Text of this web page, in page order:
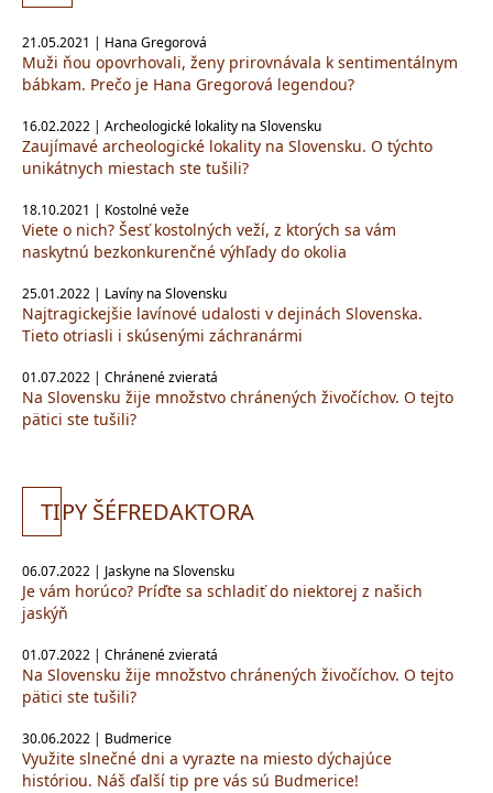
21.05.2021 | Hana Gregorová
Muži ňou opovrhovali, ženy prirovnávala k sentimentálnym
bábkam. Prečo je Hana Gregorová legendou?
16.02.2022 | Archeologické lokality na Slovensku
Zaujímavé archeologické lokality na Slovensku. O týchto
unikátnych miestach ste tušili?
18.10.2021 | Kostolné veže
Viete o nich? Šesť kostolných veží, z ktorých sa vám
naskytnú bezkonkurenčné výhľady do okolia
25.01.2022 | Lavíny na Slovensku
Najtragickejšie lavínové udalosti v dejinách Slovenska.
Tieto otriasli i skúsenými záchranármi
01.07.2022 | Chránené zvieratá
Na Slovensku žije množstvo chránených živočíchov. O tejto
pätici ste tušili?
TIPY ŠÉFREDAKTORA
06.07.2022 | Jaskyne na Slovensku
Je vám horúco? Príďte sa schladiť do niektorej z našich
jaskýň
01.07.2022 | Chránené zvieratá
Na Slovensku žije množstvo chránených živočíchov. O tejto
pätici ste tušili?
30.06.2022 | Budmerice
Využite slnečné dni a vyrazte na miesto dýchajúce
históriou. Náš ďalší tip pre vás sú Budmerice!